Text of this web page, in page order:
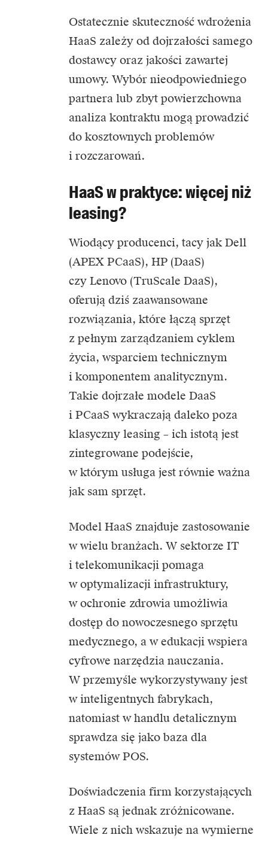
Ostatecznie skuteczność wdrożenia
HaaS zależy od dojrzałości samego
dostawcy oraz jakości zawartej
umowy. Wybór nieodpowiedniego
partnera lub zbyt powierzchowna
analiza kontraktu mogą prowadzić
do kosztownych problemów
i rozczarowań.
HaaS w praktyce: więcej niż
leasing?
Wiodący producenci, tacy jakDell
(APEX PCaaS), HP (DaaS)
czy Lenovo (TruScale DaaS),
oferują dziś zaawansowane
rozwiązania, które łączą sprzęt
z pełnym zarządzaniem cyklem
życia, wsparciem technicznym
i komponentem analitycznym.
Takie dojrzałe modele DaaS
i PCaaS wykraczają daleko poza
klasyczny leasing – ich istotą jest
zintegrowane podejście,
w którym usługa jest równie ważna
jak sam sprzęt.
Model HaaS znajduje zastosowanie
w wielu branżach. W sektorze IT
i telekomunikacji pomaga
w optymalizacji infrastruktury,
w ochronie zdrowia umożliwia
dostęp do nowoczesnego sprzętu
medycznego, a w edukacji wspiera
cyfrowe narzędzia nauczania.
W przemyśle wykorzystywany jest
w inteligentnych fabrykach,
natomiast w handlu detalicznym
sprawdza się jako baza dla
systemów POS.
Doświadczenia firm korzystających
z HaaS są jednak zróżnicowane.
Wiele z nich wskazuje na wymierne